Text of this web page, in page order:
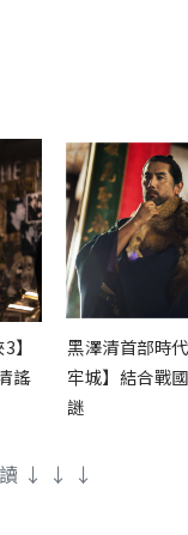
】
謠
黑澤清首部時
牢城】結合戰
謎
讀 ↓ ↓ ↓